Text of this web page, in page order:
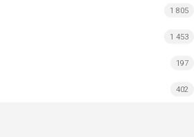
1 805
1 453
197
402